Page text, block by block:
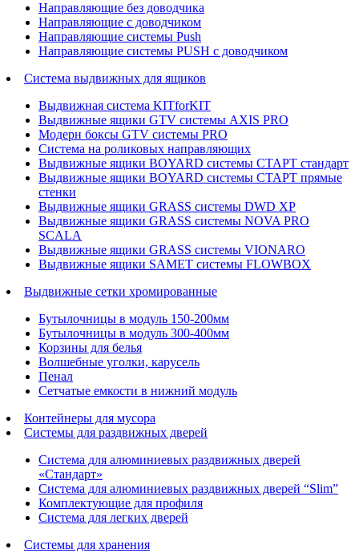
Направляющие без доводчика
Направляющие с доводчиком
Направляющие системы Push
Направляющие системы PUSH с доводчиком
Система выдвижных для ящиков
Выдвижная система KITforKIT
Выдвижные ящики GTV системы AXIS PRO
Модерн боксы GTV системы PRO
Система на роликовых направляющих
Выдвижные ящики BOYARD системы СТАРТ стандарт
Выдвижные ящики BOYARD системы СТАРТ прямые
стенки
Выдвижные ящики GRASS системы DWD XP
Выдвижные ящики GRASS системы NOVA PRO
SCALA
Выдвижные ящики GRASS системы VIONARO
Выдвижные ящики SAMET системы FLOWBOX
Выдвижные сетки хромированные
Бутылочницы в модуль 150-200мм
Бутылочницы в модуль 300-400мм
Корзины для белья
Волшебные уголки, карусель
Пенал
Cетчатые емкости в нижний модуль
Контейнеры для мусора
Системы для раздвижных дверей
Система для алюминиевых раздвижных дверей
«Стандарт»
Система для алюминиевых раздвижных дверей “Slim”
Комплектующие для профиля
Система для легких дверей
Системы для хранения